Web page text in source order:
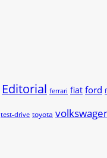
Editorial ferrari fiat ford
test-drive toyota